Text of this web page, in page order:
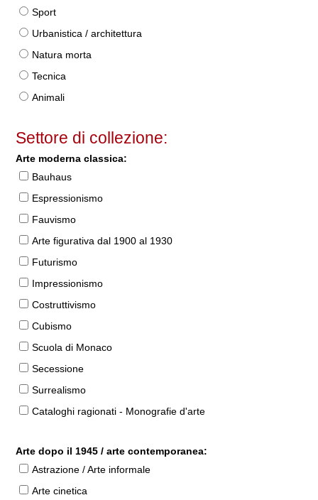
Sport
Urbanistica / architettura
Natura morta
Tecnica
Animali
Settore di collezione:
Arte moderna classica:
Bauhaus
Espressionismo
Fauvismo
Arte figurativa dal 1900 al 1930
Futurismo
Impressionismo
Costruttivismo
Cubismo
Scuola di Monaco
Secessione
Surrealismo
Cataloghi ragionati - Monografie d'arte
Arte dopo il 1945 / arte contemporanea:
Astrazione / Arte informale
Arte cinetica